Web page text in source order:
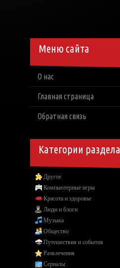
Меню сайта
О нас
Главная страница
Обратная связь
Категории раздела
Другое
Компьютерные игры
Красота и здоровье
Люди и блоги
Музыка
Общество
Путешествия и события
Развлечения
Сериалы